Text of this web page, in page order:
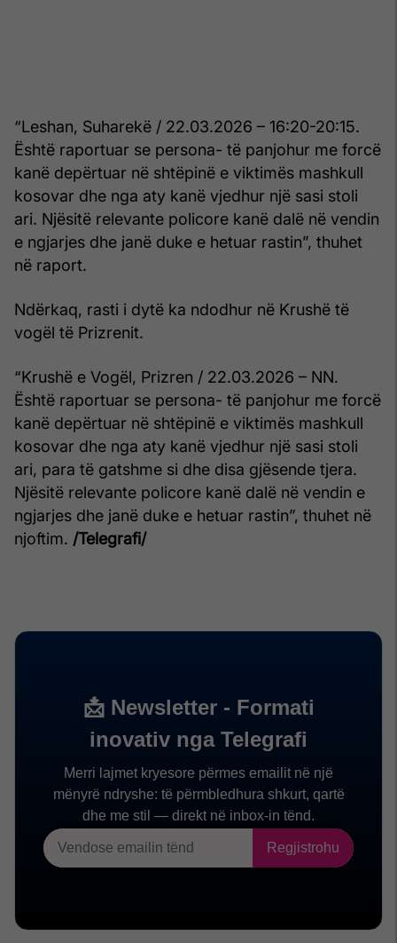
“Leshan, Suharekë / 22.03.2026 – 16:20-20:15.
Është raportuar se persona- të panjohur me forcë
kanë depërtuar në shtëpinë e viktimës mashkull
kosovar dhe nga aty kanë vjedhur një sasi stoli
ari. Njësitë relevante policore kanë dalë në vendin
e ngjarjes dhe janë duke e hetuar rastin”, thuhet
në raport.
Ndërkaq, rasti i dytë ka ndodhur në Krushë të
vogël të Prizrenit.
“Krushë e Vogël, Prizren / 22.03.2026 – NN.
Është raportuar se persona- të panjohur me forcë
kanë depërtuar në shtëpinë e viktimës mashkull
kosovar dhe nga aty kanë vjedhur një sasi stoli
ari, para të gatshme si dhe disa gjësende tjera.
Njësitë relevante policore kanë dalë në vendin e
ngjarjes dhe janë duke e hetuar rastin”, thuhet në
njoftim. /Telegrafi/